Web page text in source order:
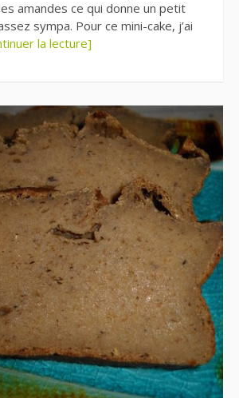
amandes ce qui donne un petit
sympa. Pour ce mini-cake, j’ai
la lecture]